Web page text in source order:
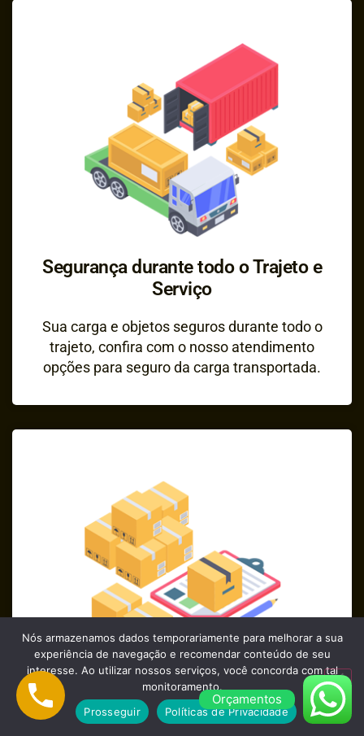
Segurança durante todo o Trajeto e
Serviço
Sua carga e objetos seguros durante todo o
trajeto, confira com o nosso atendimento
opções para seguro da carga transportada.
Profissionais Qualificados e
Experientes
Orçamentos
Nós armazenamos dados temporariamente para melhorar a sua
experiência de navegação e recomendar conteúdo de seu
interesse. Ao utilizar nossos serviços, você concorda com tal
monitoramento.
Prosseguir
Políticas de Privacidade